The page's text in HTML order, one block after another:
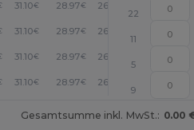
31.10€ 28.97€ 26.83
22
31.10€ 28.97€ 26.83
11
31.10€ 28.97€ 26.83
5
31.10€ 28.97€ 26.83
9
Gesamtsumme inkl. MwSt.: 0.00